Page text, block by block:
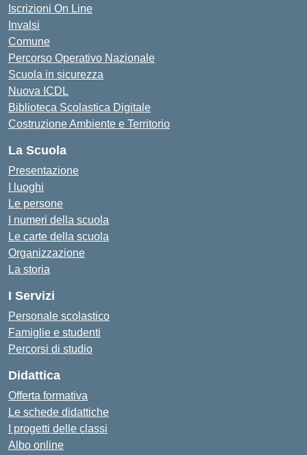
Iscrizioni On Line
Invalsi
Comune
Percorso Operativo Nazionale
Scuola in sicurezza
Nuova ICDL
Biblioteca Scolastica Digitale
Costruzione Ambiente e Territorio
La Scuola
Presentazione
I luoghi
Le persone
I numeri della scuola
Le carte della scuola
Organizzazione
La storia
I Servizi
Personale scolastico
Famiglie e studenti
Percorsi di studio
Didattica
Offerta formativa
Le schede didattiche
I progetti delle classi
Albo online